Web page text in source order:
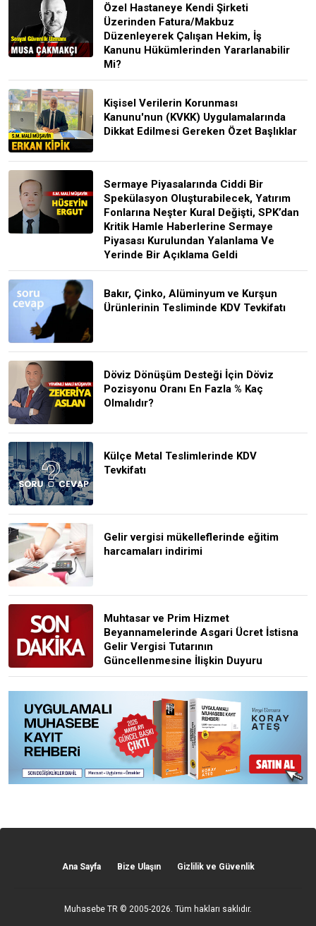
Özel Hastaneye Kendi Şirketi
Üzerinden Fatura/Makbuz
Düzenleyerek Çalışan Hekim, İş
Kanunu Hükümlerinden Yararlanabilir
Mi?
Kişisel Verilerin Korunması
Kanunu'nun (KVKK) Uygulamalarında
Dikkat Edilmesi Gereken Özet Başlıklar
Sermaye Piyasalarında Ciddi Bir
Spekülasyon Oluşturabilecek, Yatırım
Fonlarına Neşter Kural Değişti, SPK’dan
Kritik Hamle Haberlerine Sermaye
Piyasası Kurulundan Yalanlama Ve
Yerinde Bir Açıklama Geldi
Bakır, Çinko, Alüminyum ve Kurşun
Ürünlerinin Tesliminde KDV Tevkifatı
Döviz Dönüşüm Desteği İçin Döviz
Pozisyonu Oranı En Fazla % Kaç
Olmalıdır?
Külçe Metal Teslimlerinde KDV
Tevkifatı
Gelir vergisi mükelleflerinde eğitim
harcamaları indirimi
Muhtasar ve Prim Hizmet
Beyannamelerinde Asgari Ücret İstisna
Gelir Vergisi Tutarının
Güncellenmesine İlişkin Duyuru
Ana Sayfa Bize Ulaşın Gizlilik ve Güvenlik
Muhasebe TR © 2005-2026. Tüm hakları saklıdır.